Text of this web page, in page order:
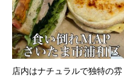
店内はナチュラルで独特の雰